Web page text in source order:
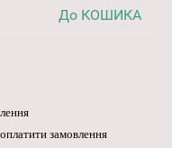
До КОШИКА
замовлення